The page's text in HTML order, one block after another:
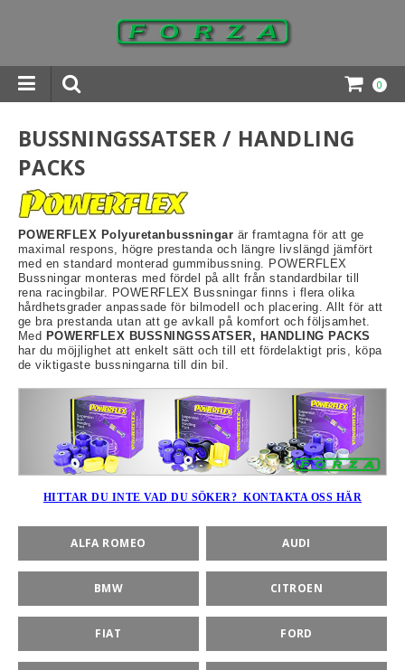
0
BUMPSTOPS, DAMASKER UNIVERSAL, DOMKRAFTS-
BUSSNINGSSATSER / HANDLING
PACKS
POWERFLEX Polyuretanbussningar är framtagna för att ge
maximal respons, högre prestanda och längre livslängd jämfört
med en standard monterad gummibussning. POWERFLEX
Bussningar monteras med fördel på allt från standardbilar till
rena racingbilar. POWERFLEX Bussningar finns i flera olika
hårdhetsgrader anpassade för bilmodell och placering. Allt för att
ge bra prestanda utan att ge avkall på komfort och följsamhet.
Med POWERFLEX BUSSNINGSSATSER, HANDLING PACKS
har du möjjlighet att enkelt sätt och till ett fördelaktigt pris, köpa
de viktigaste bussningarna till din bil.
HITTAR DU INTE VAD DU SÖKER? KONTAKTA OSS HÄR
ALFA ROMEO AUDI
BMW CITROEN
FIAT FORD